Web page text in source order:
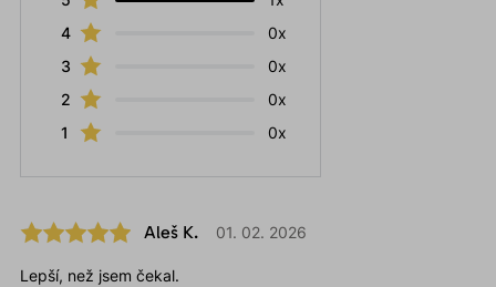
4
0x
3
0x
2
0x
1
0x
Aleš K. 01. 02. 2026
Lepší, než jsem čekal.